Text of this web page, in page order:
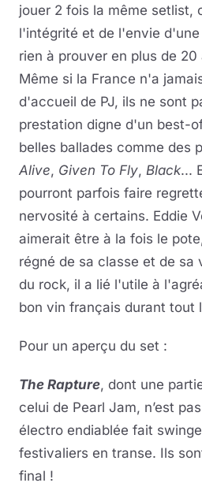
jouer 2 fois la même setlist,
l'intégrité et de l'envie
rien à prouver en plus de 20
Même si la France n'a
d'accueil de PJ, ils ne sont
prestation digne d'un best-
belles ballades comme des
Alive, Given To Fly, Black...
pourront parfois faire
nervosité à certains. Eddie
aimerait être à la fois le
régné de sa classe et de sa
du rock, il a lié l'utile à
bon vin français durant tout
Pour un aperçu du set :
The Rapture, dont une
celui de Pearl Jam, n’est
électro endiablée fait
festivaliers en transe. Ils
final !